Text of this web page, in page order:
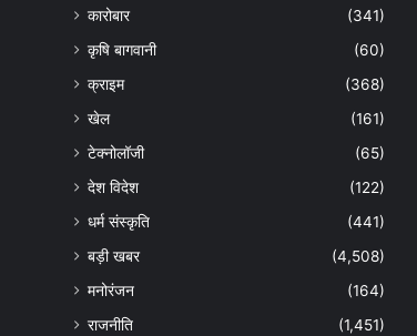
कारोबार
(341)
कृषि बागवानी
(60)
क्राइम
(368)
खेल
(161)
टेक्नोलॉजी
(65)
देश विदेश
(122)
धर्म संस्कृति
(441)
बड़ी खबर
(4,508)
मनोरंजन
(164)
राजनीति
(1,451)